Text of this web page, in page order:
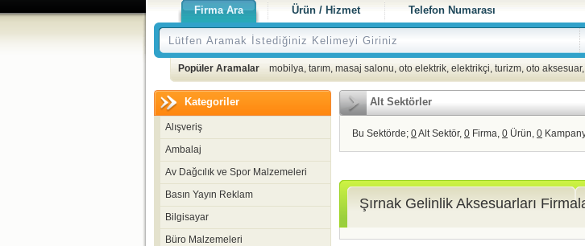
Firma Ara Ürün / Hizmet Telefon Numarası
Popüler Aramalar mobilya, tarım, masaj salonu, oto elektrik, elektrikçi, turizm, oto aksesuar,
Kategoriler
Alışveriş
Ambalaj
Av Dağcılık ve Spor Malzemeleri
Basın Yayın Reklam
Bilgisayar
Büro Malzemeleri
Alt Sektörler
Bu Sektörde; 0Alt Sektör, 0 Firma, 0 Ürün, 0
Şırnak Gelinlik Aksesuarları